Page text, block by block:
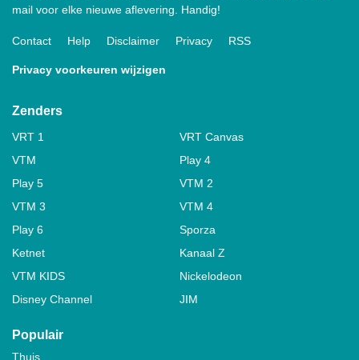
mail voor elke nieuwe aflevering. Handig!
Contact Help Disclaimer Privacy RSS
Privacy voorkeuren wijzigen
Zenders
VRT 1
VRT Canvas
VTM
Play 4
Play 5
VTM 2
VTM 3
VTM 4
Play 6
Sporza
Ketnet
Kanaal Z
VTM KIDS
Nickelodeon
Disney Channel
JIM
Populair
Thuis